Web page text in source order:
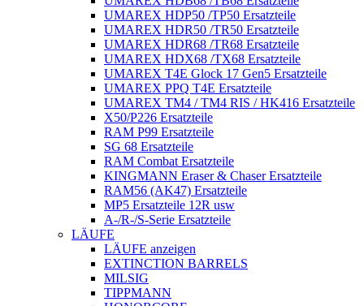
UMAREX HDP50 /TP50 Ersatzteile
UMAREX HDR50 /TR50 Ersatzteile
UMAREX HDR68 /TR68 Ersatzteile
UMAREX HDX68 /TX68 Ersatzteile
UMAREX T4E Glock 17 Gen5 Ersatzteile
UMAREX PPQ T4E Ersatzteile
UMAREX TM4 / TM4 RIS / HK416 Ersatzteile
X50/P226 Ersatzteile
RAM P99 Ersatzteile
SG 68 Ersatzteile
RAM Combat Ersatzteile
KINGMANN Eraser & Chaser Ersatzteile
RAM56 (AK47) Ersatzteile
MP5 Ersatzteile 12R usw
A-/R-/S-Serie Ersatzteile
LÄUFE
LÄUFE anzeigen
EXTINCTION BARRELS
MILSIG
TIPPMANN